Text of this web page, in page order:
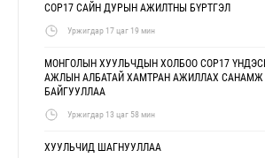
COP17 САЙН ДУРЫН АЖИЛТНЫ БҮРТГЭЛ
Уржигдар 17 цаг 19 мин
МОНГОЛЫН ХУУЛЬЧДЫН ХОЛБОО COP17
АЖЛЫН АЛБАТАЙ ХАМТРАН АЖИЛЛАХ САНАМЖ
БАЙГУУЛЛАА
Уржигдар 13 цаг 58 мин
ХУУЛЬЧИД ШАГНУУЛЛАА